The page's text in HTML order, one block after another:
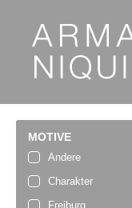
MOTIVE
Andere
Charakter
Freiburg